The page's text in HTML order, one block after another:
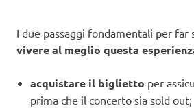
I due passaggi fondamentali per far
vivere al meglio questa
acquistare il biglietto per
prima che il concerto sia sold out;